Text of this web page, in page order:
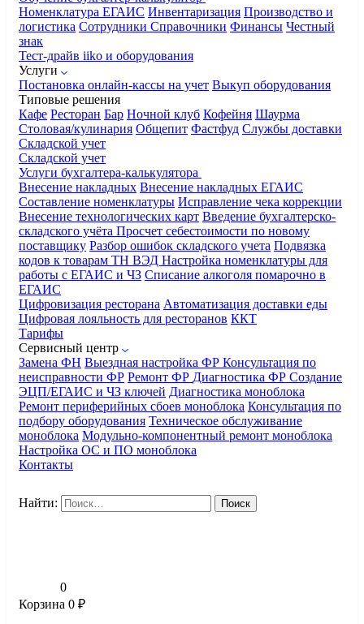
Номенклатура ЕГАИС Инвентаризация Производство и
логистика Сотрудники Справочники Финансы Честный
знак
Тест-драйв iiko и оборудования
Услуги
Постановка онлайн-кассы на учет Выкуп оборудования
Типовые решения
Кафе Ресторан Бар Ночной клуб Кофейня Шаурма
Столовая/кулинария Общепит Фастфуд Службы доставки
Складской учет
Складской учет
Услуги бухгалтера-калькулятора
Внесение накладных Внесение накладных ЕГАИС
Составление номенклатуры Исправление чека коррекции
Внесение технологических карт Введение бухгалтерско-
складского учёта Просчет себестоимости по новому
поставщику Разбор ошибок складского учета Подвязка
кодов к товарам ТН ВЭД Настройка номенклатуры для
работы с ЕГАИС и ЧЗ Списание алкоголя помарочно в
ЕГАИС
Цифровизация ресторана Автоматизация доставки еды
Цифровая лояльность для ресторанов ККТ
Тарифы
Сервисный центр
Замена ФН Выездная настройка ФР Консультация по
неисправности ФР Ремонт ФР Диагностика ФР Создание
ЭЦП/ЕГАИС и ЧЗ ключей Диагностика моноблока
Ремонт периферийных сбоев моноблока Консультация по
подбору оборудования Техническое обслуживание
моноблока Модульно-компонентный ремонт моноблока
Настройка ОС и ПО моноблока
Контакты
Найти:
0
Корзина 0 ₽